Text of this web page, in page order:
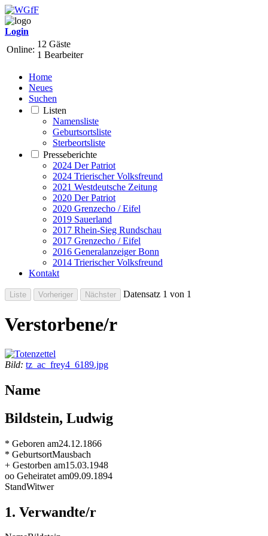
Login
Online:
12 Gäste
1 Bearbeiter
Home
Neues
Suchen
Listen
Namensliste
Geburtsortsliste
Sterbeortsliste
Presseberichte
2024 Der Patriot
2024 Trierischer Volksfreund
2021 Westdeutsche Zeitung
2020 Der Patriot
2020 Grenzecho / Eifel
2019 Sauerland
2017 Rhein-Sieg Rundschau
2017 Grenzecho / Eifel
2016 Generalanzeiger Bonn
2014 Trierischer Volksfreund
Kontakt
Datensatz 1 von 1
Verstorbene/r
Bild: tz_ac_frey4_6189.jpg
Name
Bildstein, Ludwig
* Geboren am24.12.1866
* GeburtsortMausbach
+ Gestorben am15.03.1948
oo Geheiratet am09.09.1894
StandWitwer
1. Verwandte/r